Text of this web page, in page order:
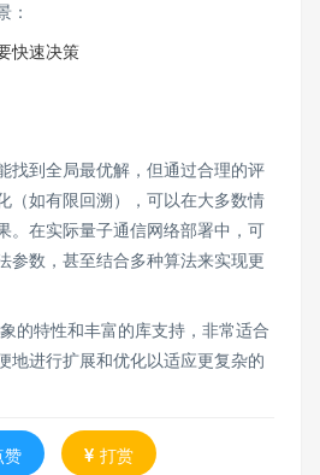
：
快速决策
找到全局最优解，但通过合理的评
（如有限回溯），可以在大多数情
。在实际量子通信网络部署中，可
参数，甚至结合多种算法来实现更
的特性和丰富的库支持，非常适合
地进行扩展和优化以适应更复杂的
赞 打赏